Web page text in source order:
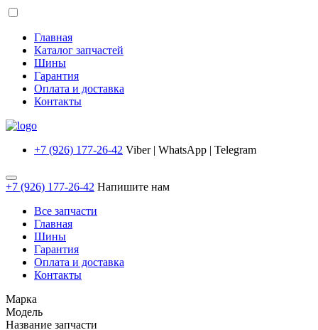
Главная
Каталог запчастей
Шины
Гарантия
Оплата и доставка
Контакты
+7 (926) 177-26-42 Viber | WhatsApp | Telegram
+7 (926) 177-26-42 Напишите нам
Все запчасти
Главная
Шины
Гарантия
Оплата и доставка
Контакты
Марка
Модель
Название запчасти